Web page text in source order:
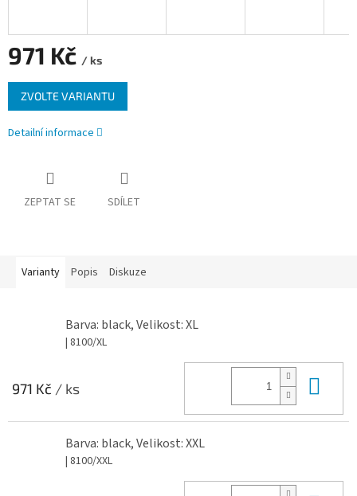
971 Kč / ks
Měrná
cena:
ZVOLTE VARIANTU
Detailní informace
ZEPTAT SE SDÍLET
Varianty Popis Diskuze
Barva: black, Velikost: XL
| 8100/XL
971 Kč / ks
Barva: black, Velikost: XXL
| 8100/XXL